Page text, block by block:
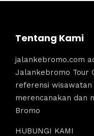
Tentang Kami
jalankebromo.com
Jalankebromo Tour
referensi wisawatan
merencanakan dan
Bromo
HUBUNGI KAMI